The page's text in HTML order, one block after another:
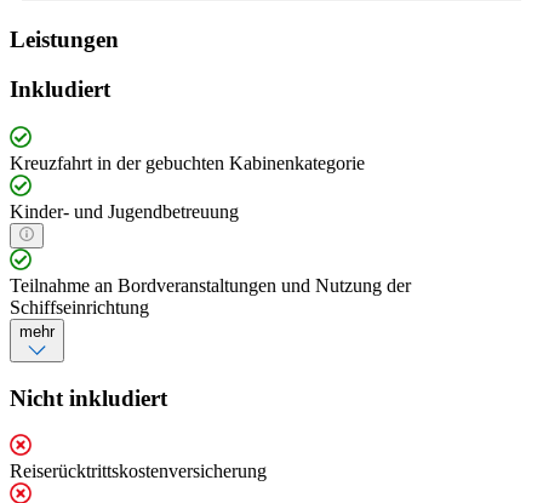
Leistungen
Inkludiert
Kreuzfahrt in der gebuchten Kabinenkategorie
Kinder- und Jugendbetreuung
Teilnahme an Bordveranstaltungen und Nutzung der
Schiffseinrichtung
mehr
Nicht inkludiert
Reiserücktrittskostenversicherung